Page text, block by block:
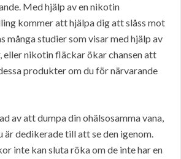
Med hjälp av en nikotin
kommer att hjälpa dig att slåss mot
många studier som visar med hjälp av
eller nikotin fläckar ökar chansen att
produkter om du för närvarande
av att dumpa din ohälsosamma vana,
dedikerade till att se den igenom.
inte kan sluta röka om de inte har en